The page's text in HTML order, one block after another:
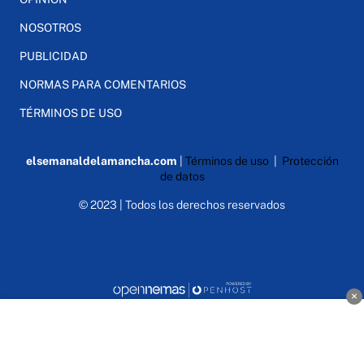
NOSOTROS
PUBLICIDAD
NORMAS PARA COMENTARIOS
TÉRMINOS DE USO
elsemanaldelamancha.com Términos de uso| Protección
de datos
© 2023 | Todos los derechos reservados
×